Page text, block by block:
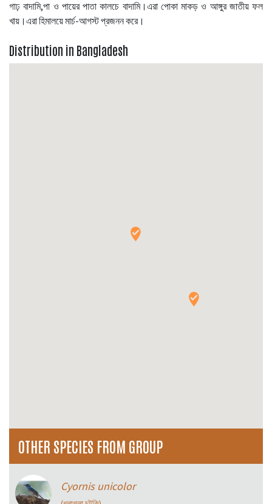
গাঢ় বাদামি,পা ও পায়ের পাতা কালচে বাদামি।এরা পোকা মাকড় ও আঙ্গুর জাতীয় ফল
খায়।এরা হিমালয়ে মার্চ-আগস্ট প্রজনন করে।
Distribution in Bangladesh
OTHER SPECIES FROM GROUP
Cyornis unicolor